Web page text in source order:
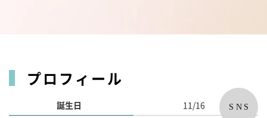
プロフィール
誕生日 11/16 SNS